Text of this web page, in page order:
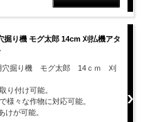
掘り機 モグ太郎 14cm 刈払機アタ
穴掘り機 モグ太郎 14ｃｍ 刈
り付け可能。
様々な作物に対応可能。
けが可能。